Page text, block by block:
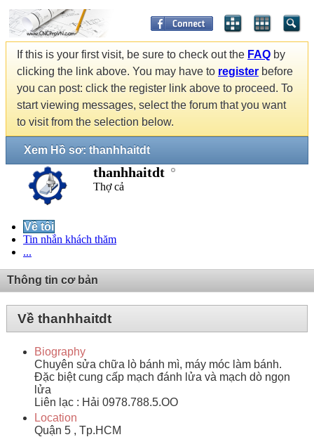
If this is your first visit, be sure to check out the FAQ by
clicking the link above. You may have to register before
you can post: click the register link above to proceed. To
start viewing messages, select the forum that you want
to visit from the selection below.
Xem Hồ sơ: thanhhaitdt
thanhhaitdt
Thợ cả
Về tôi
Tin nhắn khách thăm
...
Thông tin cơ bản
Về thanhhaitdt
Biography
Chuyên sửa chữa lò bánh mì, máy móc làm bánh.
Đặc biệt cung cấp mạch đánh lửa và mạch dò ngọn
lửa
Liên lạc : Hải 0978.788.5.OO
Location
Quận 5 , Tp.HCM